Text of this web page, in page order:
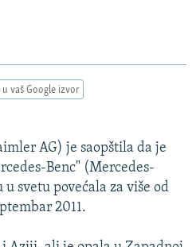
vaš Google izvor
AG) je saopštila da je
Benc" (Mercedes-
svetu povećala za više od
2011.